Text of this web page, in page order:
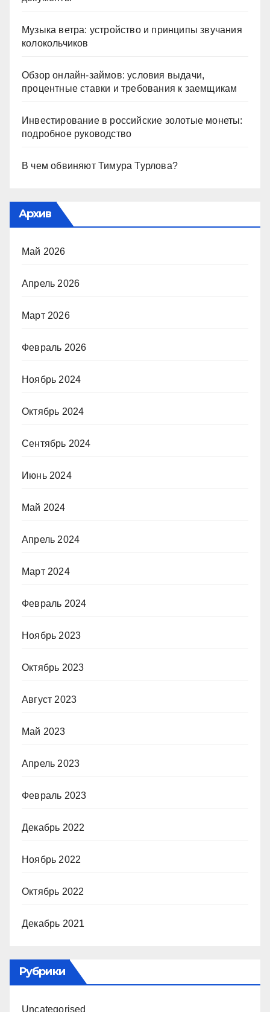
Музыка ветра: устройство и принципы звучания
колокольчиков
Обзор онлайн-займов: условия выдачи,
процентные ставки и требования к заемщикам
Инвестирование в российские золотые монеты:
подробное руководство
В чем обвиняют Тимура Турлова?
Архив
Май 2026
Апрель 2026
Март 2026
Февраль 2026
Ноябрь 2024
Октябрь 2024
Сентябрь 2024
Июнь 2024
Май 2024
Апрель 2024
Март 2024
Февраль 2024
Ноябрь 2023
Октябрь 2023
Август 2023
Май 2023
Апрель 2023
Февраль 2023
Декабрь 2022
Ноябрь 2022
Октябрь 2022
Декабрь 2021
Рубрики
Uncategorised